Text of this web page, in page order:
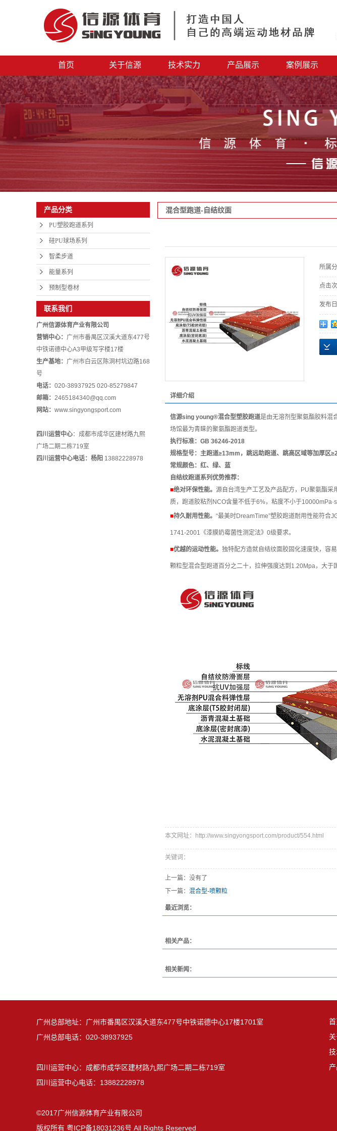
首页 关于信源
公司简介
资质证明
技术实力
生产基地
科研中心
产品创新
产品展示
PU塑胶跑道系列
硅PU球场系列
智柔步道
能量系列
预制型卷材
案例展示
PU塑胶跑道系列
硅PU球场系列
智柔步道
EPU能量跑道系列
硅PU能量球场系列
产品分类
PU塑胶跑道系列
硅PU球场系列
智柔步道
能量系列
预制型卷材
联系我们
广州信源体育产业有限公司
营销中心： 广州市番禺区汉溪大道东477号
中铁诺德中心A3甲级写字楼17楼
生产基地： 广州市白云区陈洞村坑边路168
号
电话： 020-38937925 020-85279847
邮箱： 2465184340@qq.com
网站： www.singyongsport.com
四川运营中心：成都市成华区建材路九熙
广场二期二栋719室
四川运营中心电话：杨阳 13882228978
混合型跑道-自结纹面
所属分
点击次
发布日
详细介绍
信源sing young®混合型塑胶跑道是由无溶剂型聚氨酯胶料混
场馆最为青睐的聚氨酯跑道类型。
执行标准：GB 36246-2018
规格型号：主跑道≥13mm，跳远助跑道、跳高区域等加厚区
常规颜色：红、绿、蓝
自结纹跑道系列优势推荐：
■绝对环保性能。 源自台湾生产工艺及产品配方，PU聚氨酯
质，跑道胶粘剂NCO含量不低于6%，粘度不小于
■持久耐用性能。 “最美时DreamTime”塑胶跑道耐用性能符合
1741-2001《漆膜奶霉菌性测定法》0级要求。
■优越的运动性能。 独特配方造就自结纹面胶固化速度快，容
颗粒型混合型跑道百分之二十，拉伸强度达到1.20Mpa，大
本文网址：http://www.singyongsport.com/product/554.html
关键词：
上一篇：没有了
下一篇： 混合型-喷颗粒
最近浏览：
相关产品：
相关新闻：
广州总部地址：广州市番禺区汉溪大道东477号中铁诺德中心17楼1701室
广州总部电话：020-38937925
四川运营中心：成都市成华区建材路九熙广场二期二栋719室
四川运营中心电话：13882228978
©2017广州信源体育产业有限公司
版权所有 粤ICP备18031236号 All Rights Reserved
首